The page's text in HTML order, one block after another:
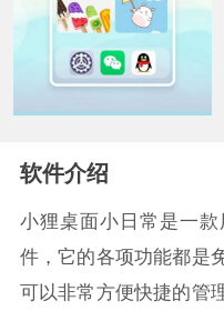
软件介绍
小狸桌面小日常是一
件，它的各项功能都是
可以非常方便快捷的管